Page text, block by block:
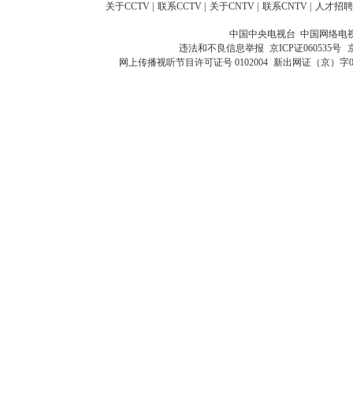
关于CCTV 联系CCTV 关于CNTV 联系CNTV 人才招聘
中国中央电视台 中国网络电
违法和不良信息举报 京ICP证060535号
网上传播视听节目许可证号 0102004 新出网证（京）